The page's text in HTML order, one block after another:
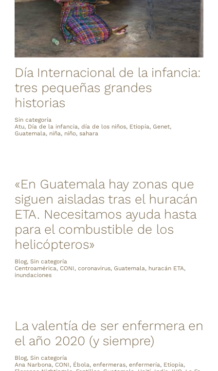
Día Internacional de la infancia:
tres pequeñas grandes
historias
Sin categoría
Atu, Día de la infancia, día de los niños, Etiopía, Genet,
Guatemala, niña, niño, sahara
«En Guatemala hay zonas que
siguen aisladas tras el huracán
ETA. Necesitamos ayuda hasta
para el combustible de los
helicópteros»
Blog, Sin categoría
Centroamérica, CONI, coronavirus, Guatemala, huracán ETA,
inundaciones
La valentía de ser enfermera en
el año 2020 (y siempre)
Blog, Sin categoría
Ana Narbona, CONI, Ébola, enfermeras, enfermería, Etiopía,